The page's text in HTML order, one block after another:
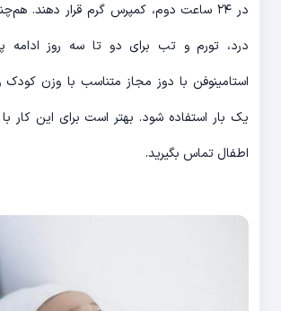
در ۲۴ ساعت دوم، کمپرس گرم قرار دهند.
درد، تورم و تب برای دو تا سه روز ادامه
استامینوفن با دوز مجاز متناسب با وزن
یک بار استفاده شود. بهتر است برای این
اطفال تماس بگیرید.